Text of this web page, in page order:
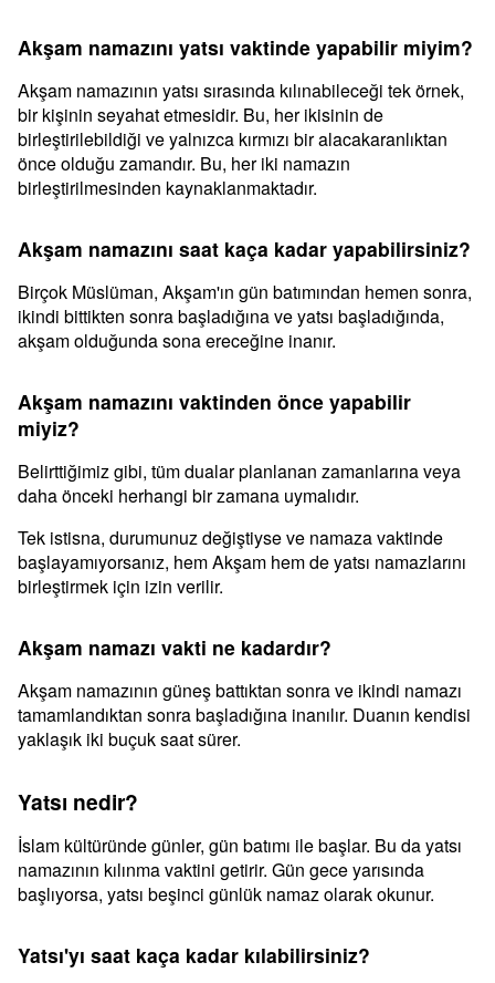
Akşam namazını yatsı vaktinde yapabilir miyim?
Akşam namazının yatsı sırasında kılınabileceği tek örnek,
bir kişinin seyahat etmesidir. Bu, her ikisinin de
birleştirilebildiği ve yalnızca kırmızı bir alacakaranlıktan
önce olduğu zamandır. Bu, her iki namazın
birleştirilmesinden kaynaklanmaktadır.
Akşam namazını saat kaça kadar yapabilirsiniz?
Birçok Müslüman, Akşam'ın gün batımından hemen sonra,
ikindi bittikten sonra başladığına ve yatsı başladığında,
akşam olduğunda sona ereceğine inanır.
Akşam namazını vaktinden önce yapabilir
miyiz?
Belirttiğimiz gibi, tüm dualar planlanan zamanlarına veya
daha önceki herhangi bir zamana uymalıdır.
Tek istisna, durumunuz değiştiyse ve namaza vaktinde
başlayamıyorsanız, hem Akşam hem de yatsı namazlarını
birleştirmek için izin verilir.
Akşam namazı vakti ne kadardır?
Akşam namazının güneş battıktan sonra ve ikindi namazı
tamamlandıktan sonra başladığına inanılır. Duanın kendisi
yaklaşık iki buçuk saat sürer.
Yatsı nedir?
İslam kültüründe günler, gün batımı ile başlar. Bu da yatsı
namazının kılınma vaktini getirir. Gün gece yarısında
başlıyorsa, yatsı beşinci günlük namaz olarak okunur.
Yatsı'yı saat kaça kadar kılabilirsiniz?